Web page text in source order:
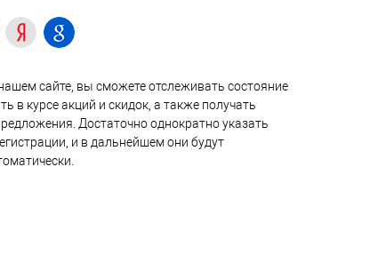
сайте, вы сможете отслеживать состояние
в курсе акций и скидок, а также получать
Достаточно однократно указать
и в дальнейшем они будут